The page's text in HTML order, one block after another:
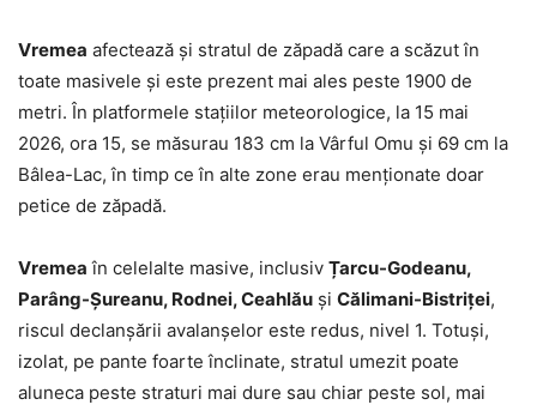
Vremea afectează și stratul de zăpadă care a scăzut în
toate masivele și este prezent mai ales peste 1900 de
metri. În platformele stațiilor meteorologice, la 15 mai
2026, ora 15, se măsurau 183 cm la Vârful Omu și 69 cm la
Bâlea-Lac, în timp ce în alte zone erau menționate doar
petice de zăpadă.
Vremea în celelalte masive, inclusiv Țarcu-Godeanu,
Parâng-Șureanu, Rodnei, Ceahlău și Călimani-Bistriței,
riscul declanșării avalanșelor este redus, nivel 1. Totuși,
izolat, pe pante foarte înclinate, stratul umezit poate
aluneca peste straturi mai dure sau chiar peste sol, mai